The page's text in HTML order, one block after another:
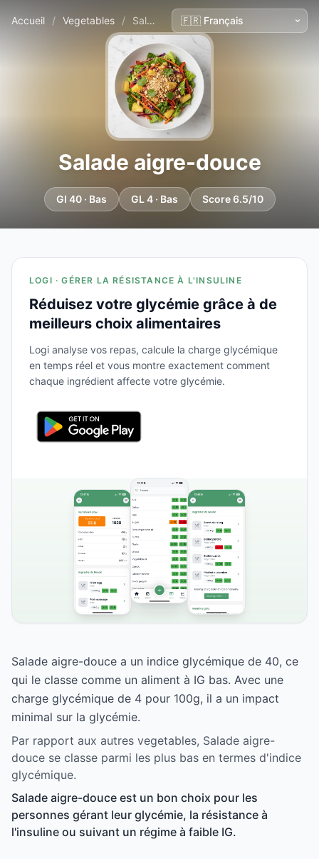
Accueil / Vegetables / Salade aigre-douce
Salade aigre-douce
GI 40 · Bas GL 4 · Bas Score 6.5/10
LOGI · GÉRER LA RÉSISTANCE À L'INSULINE
Réduisez votre glycémie grâce à de
meilleurs choix alimentaires
Logi analyse vos repas, calcule la charge glycémique
en temps réel et vous montre exactement comment
chaque ingrédient affecte votre glycémie.
Salade aigre-douce a un indice glycémique de 40, ce
qui le classe comme un aliment à IG bas. Avec une
charge glycémique de 4 pour 100g, il a un impact
minimal sur la glycémie.
Par rapport aux autres vegetables, Salade aigre-
douce se classe parmi les plus bas en termes d'indice
glycémique.
Salade aigre-douce est un bon choix pour les
personnes gérant leur glycémie, la résistance à
l'insuline ou suivant un régime à faible IG.